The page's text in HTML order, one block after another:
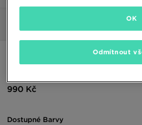
NIKE KALHOTY W NSW STYLE
990 Kč
Dostupné Barvy
Odmítnout
OK